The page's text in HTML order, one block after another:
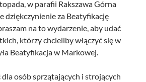
w parafii Rakszawa Górna
dziękczynienie za Beatyfikację
na to wydarzenie, aby udać
którzy chcieliby włączyć się w
Beatyfikacja w Markowej.
dla osób sprzątających i strojących